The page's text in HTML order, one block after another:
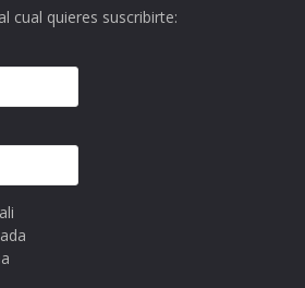
cual quieres suscribirte: